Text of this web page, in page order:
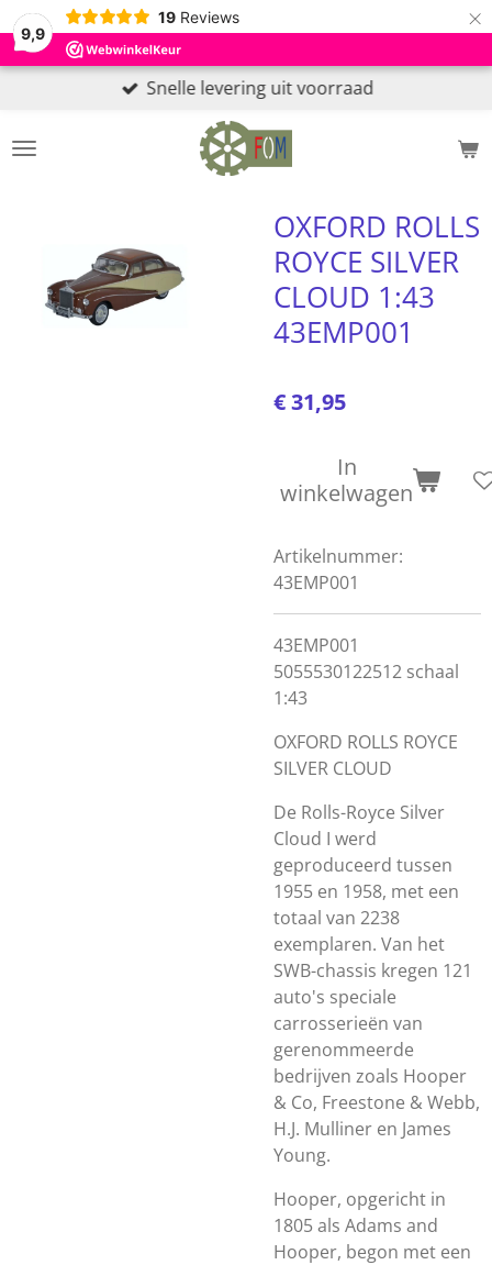
9,9
19 Reviews ×
Snelle levering uit voorraad
OXFORD ROLLS
ROYCE SILVER
CLOUD 1:43
43EMP001
€ 31,95
In
winkelwagen
Artikelnummer:
43EMP001
43EMP001
5055530122512 schaal
1:43
OXFORD ROLLS ROYCE
SILVER CLOUD
De Rolls-Royce Silver
Cloud I werd
geproduceerd tussen
1955 en 1958, met een
totaal van 2238
exemplaren. Van het
SWB-chassis kregen 121
auto's speciale
carrosserieën van
gerenommeerde
bedrijven zoals Hooper
& Co, Freestone & Webb,
H.J. Mulliner en James
Young.
Hooper, opgericht in
1805 als Adams and
Hooper, begon met een